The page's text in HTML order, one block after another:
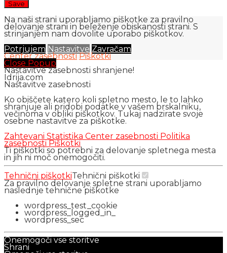
Na naši strani uporabljamo piškotke za pravilno
delovanje strani in beleženje obiskanosti strani. S
strinjanjem nam dovolite uporabo piškotkov.
Potrjujem Nastavitve Zavračam
Center zasebnosti Piškotki
Close Popup
Nastavitve zasebnosti shranjene!
Idrija.com
Nastavitve zasebnosti
Ko obiščete katero koli spletno mesto, le to lahko
shranjuje ali pridobi podatke v vašem brskalniku,
večinoma v obliki piškotkov. Tukaj nadzirate svoje
osebne nastavitve za piškotke.
Zahtevani Statistika Center zasebnosti Politika
zasebnosti Piškotki
Ti piškotki so potrebni za delovanje spletnega mesta
in jih ni moč onemogočiti.
Tehnični piškotkiTehnični piškotki
Za pravilno delovanje spletne strani uporabljamo
naslednje tehnične piškotke
wordpress_test_cookie
wordpress_logged_in_
wordpress_sec
Onemogoči vse storitve
Shrani